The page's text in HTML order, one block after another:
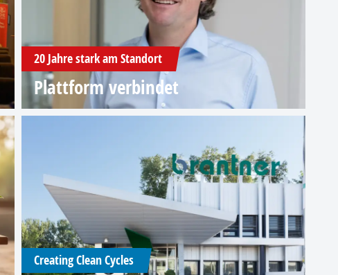
20 Jahre stark am Standort
Plattform verbindet
Creating Clean Cycles